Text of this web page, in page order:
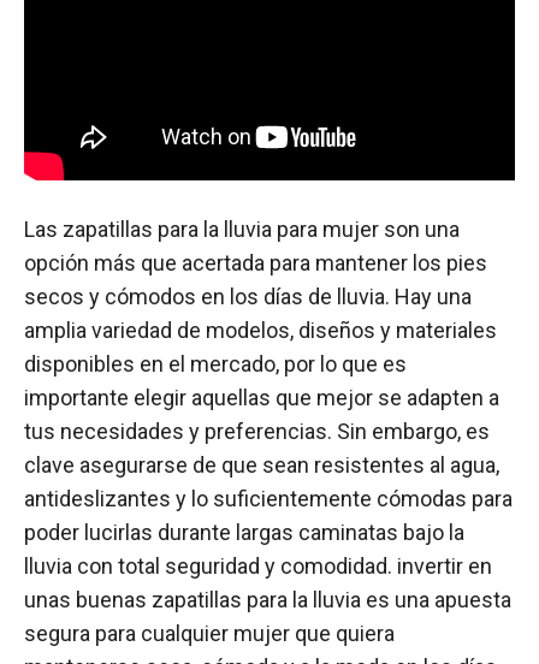
Las zapatillas para la lluvia para mujer son una
opción más que acertada para mantener los pies
secos y cómodos en los días de lluvia. Hay una
amplia variedad de modelos, diseños y materiales
disponibles en el mercado, por lo que es
importante elegir aquellas que mejor se adapten a
tus necesidades y preferencias. Sin embargo, es
clave asegurarse de que sean resistentes al agua,
antideslizantes y lo suficientemente cómodas para
poder lucirlas durante largas caminatas bajo la
lluvia con total seguridad y comodidad. invertir en
unas buenas zapatillas para la lluvia es una apuesta
segura para cualquier mujer que quiera